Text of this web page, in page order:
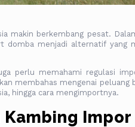
makin berkembang pesat.
domba menjadi alternatif yang
perlu memahami regulasi
membahas mengenai peluang
hingga cara mengimportnya.
Kambing